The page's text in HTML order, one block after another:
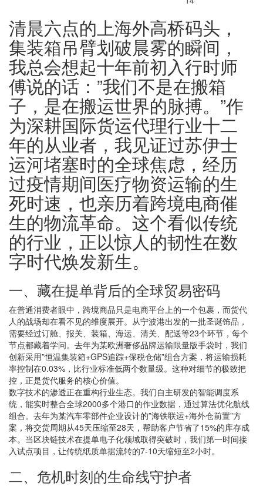
清晨六点的上海外高桥码头，
集装箱吊臂划破晨雾的瞬间，
我总会想起十年前初入行时师
傅说的话：”我们不是在搬箱
子，是在搬运世界的脉搏。”作
为深耕国际货运代理行业十二
年的从业者，我见证过苏伊士
运河堵塞时的全球焦虑，经历
过疫情期间医疗物资运输的生
死时速，也亲历着跨境电商催
生的物流革命。这个看似传统
的行业，正以惊人的韧性在数
字时代焕发新生。
一、藏在提单背后的全球贸易密码
在普通消费者眼中，跨境商品只是电商平台上的一个包裹，而货代
人的战场却在看不见的维度展开。从宁波港出发的一批圣诞饰品，
需要经过订舱、报关、装箱、海运、清关、配送等23个环节，每个
节点都藏着学问。去年为某欧洲奢侈品牌运输限量版手袋时，我们
创新采用”恒温集装箱+GPS追踪+保税仓储”组合方案，将运输损耗
率控制在0.03%，比行业标准低两个数量级。这种对细节的极致把
控，正是货代服务的核心价值。
数字技术的渗透正在重构行业生态。我们自主研发的智能调度系
统，能实时整合全球2000多个港口的作业数据，通过算法优化航线
组合。去年为某汽车零部件企业设计的”海铁联运+海外仓前置”方
案，将交货周期从45天压缩至28天，帮助客户节省了15%的库存成
本。当区块链技术在提单电子化领域取得突破时，我们第一时间接
入试点项目，让传统纸质单据流转的7-10天缩短至2小时。
二、危机时刻的生命线守护者